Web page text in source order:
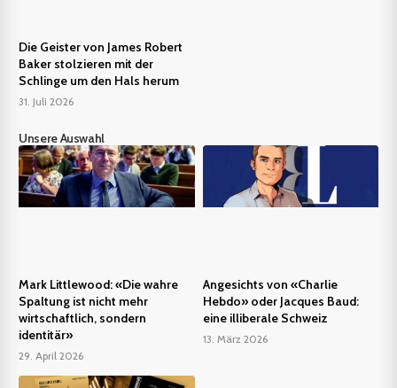
Die Geister von James Robert
Baker stolzieren mit der
Schlinge um den Hals herum
31. Juli 2026
Unsere Auswahl
Mark Littlewood: «Die wahre
Spaltung ist nicht mehr
wirtschaftlich, sondern
identitär»
29. April 2026
Angesichts von «Charlie
Hebdo» oder Jacques Baud:
eine illiberale Schweiz
13. März 2026